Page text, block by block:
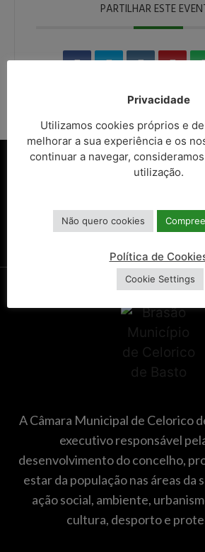
PARTILHAR ESTE
A Câmara Municipal de Celorico
executivo responsável
desenvolvimento do concelho,
estar da população nas áreas da
ação social, ambiente,
cultura, desporto e
Privacidade
Utilizamos cookies próprios e
melhorar a sua experiência e os
continuar a navegar,
utilização.
Não quero cookies
Política de
Cookie Settings